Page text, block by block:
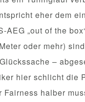
eher dem
AEG „out of the
oder mehr)
–
hier schlicht die
Fairness halber